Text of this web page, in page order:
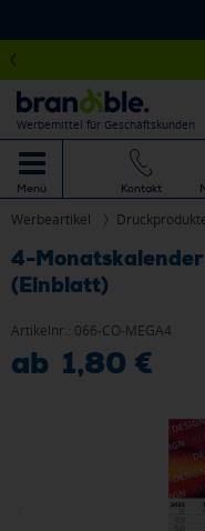
Werbemittel für Geschäftskunden
Menü Kontakt
Werbeartikel
4-
(Einblatt)
Artikelnr.: 066-CO-MEGA4
ab 1,80 €